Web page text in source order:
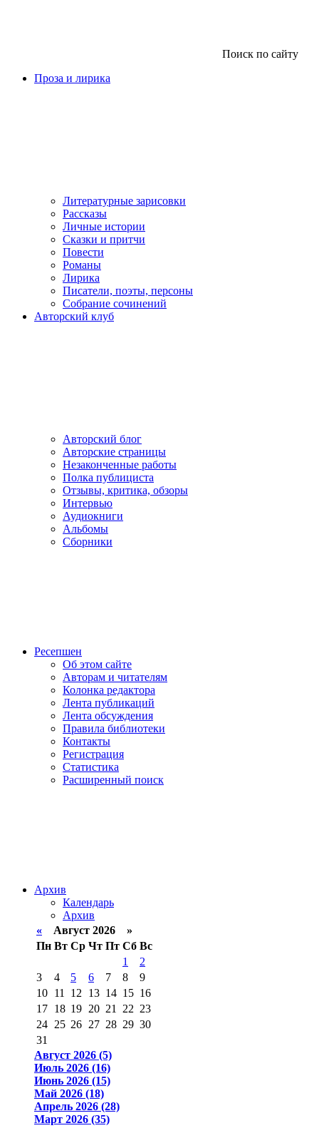
Поиск по сайту
Проза и лирика
Литературные зарисовки
Рассказы
Личные истории
Сказки и притчи
Повести
Романы
Лирика
Писатели, поэты, персоны
Собрание сочинений
Авторский клуб
Авторский блог
Авторские страницы
Незаконченные работы
Полка публициста
Отзывы, критика, обзоры
Интервью
Аудиокниги
Альбомы
Сборники
Ресепшен
Об этом сайте
Авторам и читателям
Колонка редактора
Лента публикаций
Лента обсуждения
Правила библиотеки
Контакты
Регистрация
Статистика
Расширенный поиск
Архив
Календарь
Архив
« Август 2026 »
Пн Вт Ср Чт Пт Сб Вс
1
2
3
4 5 6 7 8
9
10 11 12 13 14 15 16
17 18 19 20 21 22 23
24 25 26 27 28 29 30
31
Август 2026 (5)
Июль 2026 (16)
Июнь 2026 (15)
Май 2026 (18)
Апрель 2026 (28)
Март 2026 (35)